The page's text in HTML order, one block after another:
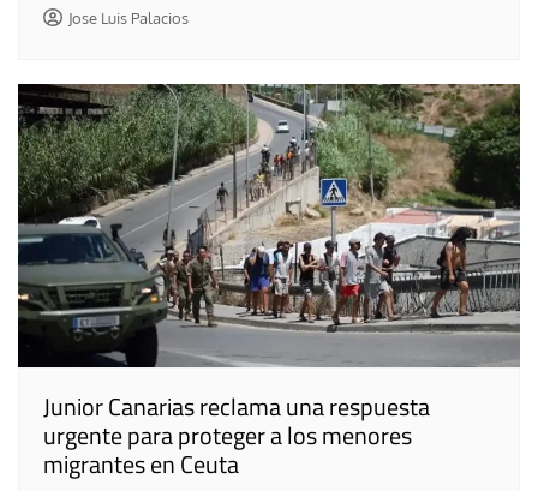
Jose Luis Palacios
Junior Canarias reclama una respuesta
urgente para proteger a los menores
migrantes en Ceuta